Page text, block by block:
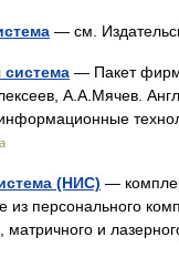
— см.
система — Пакет
А.А.Мячев.
(НИС) —
из персонального
и